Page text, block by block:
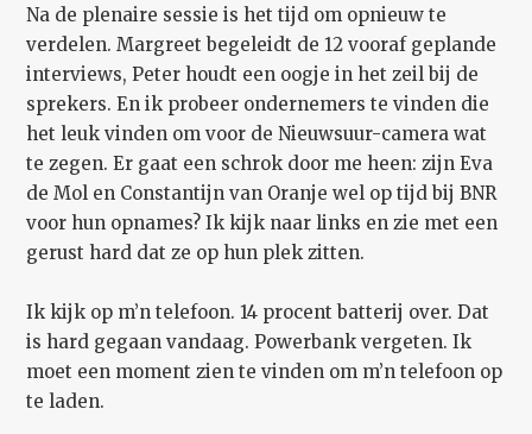
Na de plenaire sessie is het tijd om opnieuw te
verdelen. Margreet begeleidt de 12 vooraf geplande
interviews, Peter houdt een oogje in het zeil bij de
sprekers. En ik probeer ondernemers te vinden die
het leuk vinden om voor de Nieuwsuur-camera wat
te zegen. Er gaat een schrok door me heen: zijn Eva
de Mol en Constantijn van Oranje wel op tijd bij BNR
voor hun opnames? Ik kijk naar links en zie met een
gerust hard dat ze op hun plek zitten.
Ik kijk op m’n telefoon. 14 procent batterij over. Dat
is hard gegaan vandaag. Powerbank vergeten. Ik
moet een moment zien te vinden om m’n telefoon op
te laden.